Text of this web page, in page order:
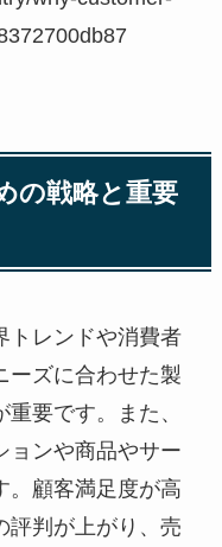
の戦略と重要
トレンドや消費者
ーズに合わせた製
要です。また、
ョンや商品やサー
。顧客満足度が高
評判が上がり、売